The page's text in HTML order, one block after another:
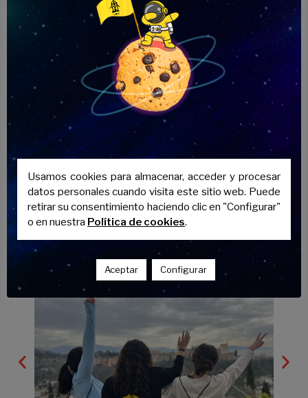
Excursiones y
actividades
extraescolares
Usamos cookies para almacenar, acceder y procesar
datos personales cuando visita este sitio web. Puede
retirar su consentimiento haciendo clic en "Configurar"
o en nuestra Política de cookies.
Aceptar Configurar